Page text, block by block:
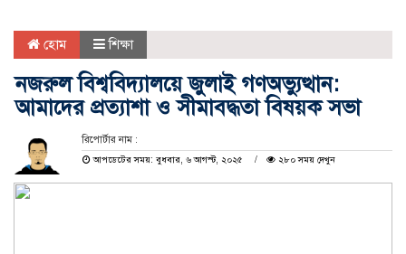
হোম শিক্ষা
নজরুল বিশ্ববিদ্যালয়ে জুলাই গণঅভ্যুত্থান:
আমাদের প্রত্যাশা ও সীমাবদ্ধতা বিষয়ক সভা
রিপোর্টার নাম :
আপডেটের সময়: বুধবার, ৬ আগস্ট, ২০২৫
২৮০ সময় দেখুন